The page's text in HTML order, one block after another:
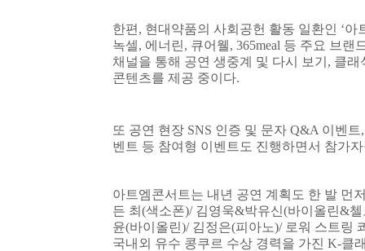
한편 , 현대약품의 사회공헌 활동 일환인 ‘아
녹셀, 에너린 , 큐어웰, 365meal 등 주요 브랜
채널을 통해 공연 생중계 및 다시 보기 , 클래
콘텐츠를 제공 중이다.
또 공연 현장 SNS 인증 및 문자 Q&A 이벤트
벤트 등 참여형 이벤트도 진행하면서 참가
아트엠콘서트는 내년 공연 계획도 한 발 먼
든 최 (색소폰)/ 김영욱&박유신 (바이올린 &첼
윤(바이올린 )/ 김정은(피아노)/ 로워 스트링
국내외 유수 콩쿠르 수상 경력을 가진 K-클